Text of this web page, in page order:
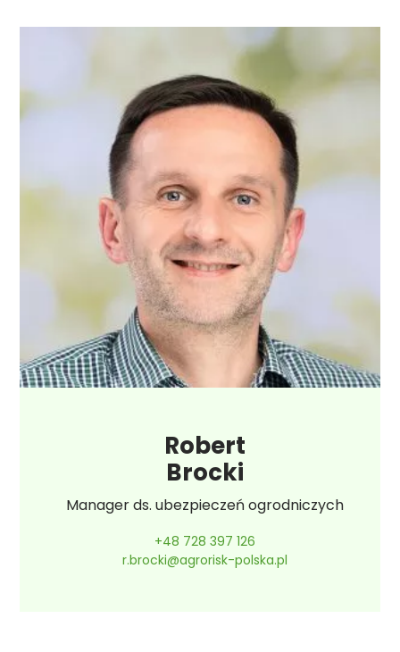
Robert
Brocki
Manager ds. ubezpieczeń ogrodniczych
+48 728 397 126
r.brocki@agrorisk-polska.pl